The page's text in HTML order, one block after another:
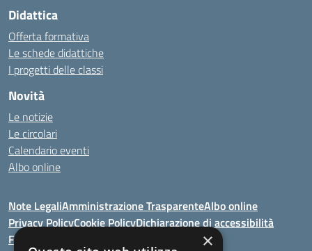
Didattica
Offerta formativa
Le schede didattiche
I progetti delle classi
Novità
Le notizie
Le circolari
Calendario eventi
Albo online
Note LegaliAmministrazione TrasparenteAlbo online
Privacy PolicyCookie PolicyDichiarazione di accessibilità
Feedback
×